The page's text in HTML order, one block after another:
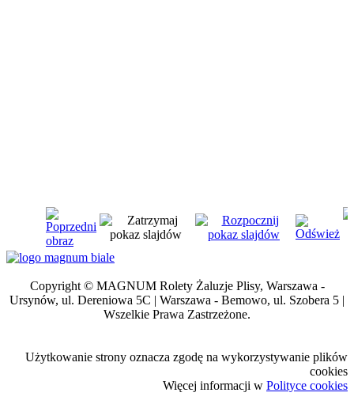
Copyright © MAGNUM Rolety Żaluzje Plisy, Warszawa -
Ursynów, ul. Dereniowa 5C | Warszawa - Bemowo, ul. Szobera 5 |
Wszelkie Prawa Zastrzeżone.
Użytkowanie strony oznacza zgodę na wykorzystywanie plików
cookies
Więcej informacji w Polityce cookies